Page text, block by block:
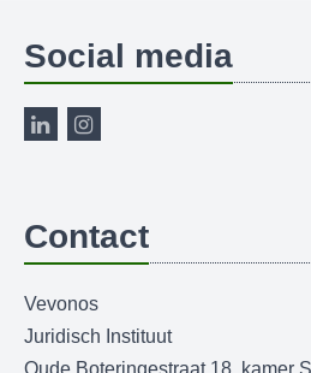
Social media
Contact
Vevonos
Juridisch Instituut
Oude Boteringestraat 18, kamer